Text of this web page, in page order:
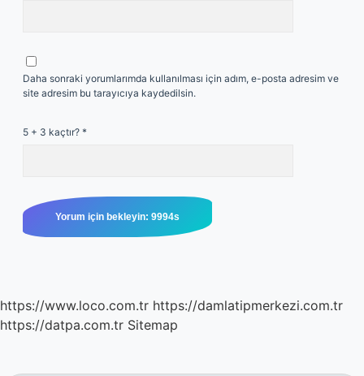
Daha sonraki yorumlarımda kullanılması için adım, e-posta adresim ve
site adresim bu tarayıcıya kaydedilsin.
5 + 3 kaçtır? *
https://www.loco.com.tr https://damlatipmerkezi.com.tr
https://datpa.com.tr Sitemap